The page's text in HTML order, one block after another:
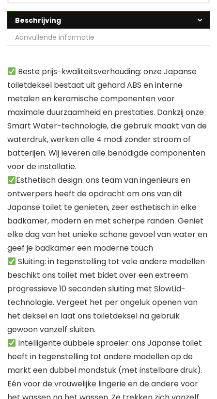
Beschrijving
Aanvullende informatie
Beste prijs-kwaliteitsverhouding: onze Japanse
toiletdeksel bestaat uit gehard ABS en interne
metalen en keramische componenten voor
maximale duurzaamheid en prestaties. Dankzij onze
Smart Water-technologie, die gebruik maakt van de
waterdruk, werken alle 4 modi zonder stroom of
batterijen. Wij leveren alle benodigde componenten
voor de installatie.
Esthetisch design: ons team van ingenieurs en
ontwerpers heeft de opdracht om ons van dit
Japanse toilet te genieten, zeer esthetisch in elke
badkamer, modern en met scherpe randen. Geniet
elke dag van het unieke schone gevoel van water en
geef je badkamer een moderne touch
Sluiting: in tegenstelling tot vele andere modellen
beschikt ons toilet met bidet over een extreem
progressieve 10 seconden sluiting met SlowLid-
technologie. Vergeet het per ongeluk openen van
het deksel en laat ons toiletdeksel na gebruik
gewoon vanzelf sluiten.
Intelligente dubbele sproeier: ons Japanse toilet
heeft in tegenstelling tot andere modellen op de
markt een dubbel mondstuk (met instelbare druk).
Eén voor de vrouwelijke lingerie en de andere voor